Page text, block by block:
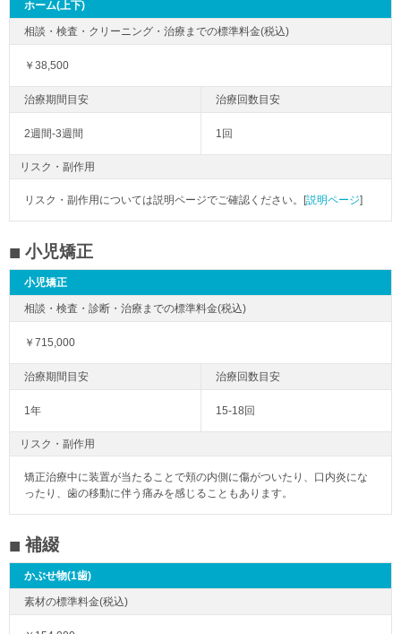
ホーム(上下)
￥38,500
2週間-3週間 1回
リスク・副作用
リスク・副作用については説明ページでご確認ください。[説明ページ]
小児矯正
小児矯正
￥715,000
1年 15-18回
リスク・副作用
矯正治療中に装置が当たることで頬の内側に傷がついたり、口内炎にな
ったり、歯の移動に伴う痛みを感じることもあります。
補綴
かぶせ物(1歯)